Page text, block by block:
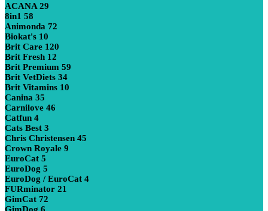
ACANA 29
8in1 58
Animonda 72
Biokat's 10
Brit Care 120
Brit Fresh 12
Brit Premium 59
Brit VetDiets 34
Brit Vitamins 10
Canina 35
Carnilove 46
Catfun 4
Cats Best 3
Chris Christensen 45
Crown Royale 9
EuroCat 5
EuroDog 5
EuroDog / EuroCat 4
FURminator 21
GimCat 72